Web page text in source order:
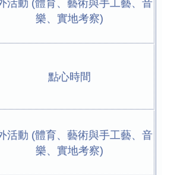
活動 (體育、藝術與手工藝、音
樂、實地考察)
點心時間
活動 (體育、藝術與手工藝、音
樂、實地考察)